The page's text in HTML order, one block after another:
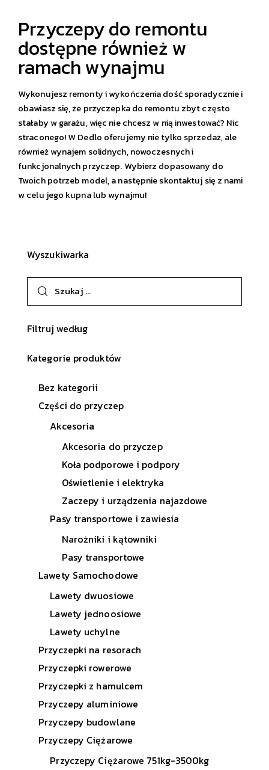
Przyczepy do remontu
dostępne również w
ramach wynajmu
Wykonujesz remonty i wykończenia dość sporadycznie i
obawiasz się, że przyczepka do remontu zbyt często
stałaby w garażu, więc nie chcesz w nią inwestować? Nic
straconego! W Dedlo oferujemy nie tylko sprzedaż, ale
również wynajem solidnych, nowoczesnych i
funkcjonalnych przyczep. Wybierz dopasowany do
Twoich potrzeb model, a następnie skontaktuj się z nami
w celu jego kupna lub wynajmu!
Wyszukiwarka
Filtruj według
Kategorie produktów
Bez kategorii
Części do przyczep
Akcesoria
Akcesoria do przyczep
Koła podporowe i podpory
Oświetlenie i elektryka
Zaczepy i urządzenia najazdowe
Pasy transportowe i zawiesia
Narożniki i kątowniki
Pasy transportowe
Lawety Samochodowe
Lawety dwuosiowe
Lawety jednoosiowe
Lawety uchylne
Przyczepki na resorach
Przyczepki rowerowe
Przyczepki z hamulcem
Przyczepy aluminiowe
Przyczepy budowlane
Przyczepy Ciężarowe
Przyczepy Ciężarowe 751kg-3500kg